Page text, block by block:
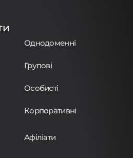
Однодоменні
Групові
Особисті
Корпоративні
Афіліати